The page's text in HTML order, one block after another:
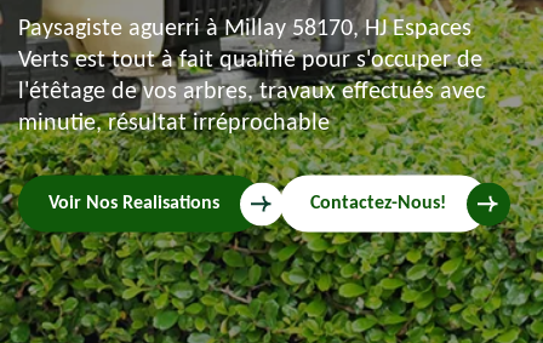
Paysagiste aguerri à Millay 58170, HJ Espaces
Verts est tout à fait qualifié pour s'occuper de
l'étêtage de vos arbres, travaux effectués avec
minutie, résultat irréprochable
Voir Nos Realisations Contactez-Nous!